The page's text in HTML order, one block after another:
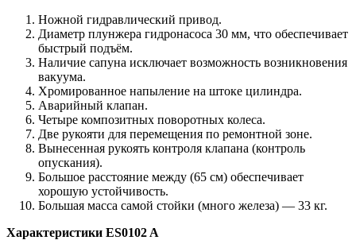
Ножной гидравлический привод.
Диаметр плунжера гидронасоса 30 мм, что обеспечивает
быстрый подъём.
Наличие сапуна исключает возможность возникновения
вакуума.
Хромированное напыление на штоке цилиндра.
Аварийный клапан.
Четыре композитных поворотных колеса.
Две рукояти для перемещения по ремонтной зоне.
Вынесенная рукоять контроля клапана (контроль
опускания).
Большое расстояние между (65 см) обеспечивает
хорошую устойчивость.
Большая масса самой стойки (много железа) — 33 кг.
Характеристики ES0102 A